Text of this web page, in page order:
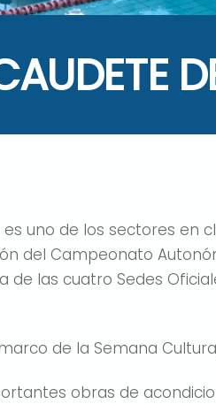
uno de los sectores en
del Campeonato
de las cuatro Sedes
de la Semana
obras de